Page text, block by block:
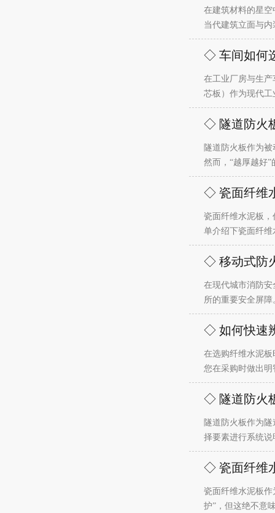
在建筑材料的星
当代建筑立面与
◇ 车间如何
在工业厂房与生
芯板）作为现代
◇ 隧道防火
隧道防火板作为
然而，“越厚越好
◇ 瓷面纤维
瓷面纤维水泥板
单介绍下瓷面纤
◇ 移动式防
在现代城市消防
所的重要安全屏
◇ 如何快速
在选购纤维水泥
您在采购时做出明
◇ 隧道防火
隧道防火板作为
择要素进行系统说
◇ 瓷面纤维
瓷面纤维水泥板
护”，但这绝不意